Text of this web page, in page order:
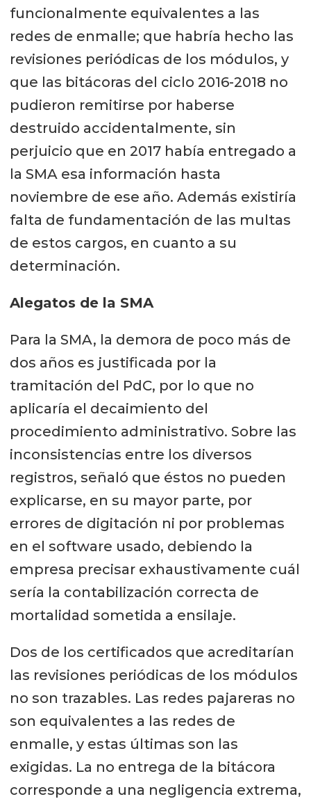
Por su parte, el tercero coadyuvante
de las comunidades indígenas
reclamantes, señaló que la SMA
debió considerar la infracción para el
cargo Nº1 (mortalidad) como grave,
entre otras razones, porque la
infracción ocurrió al interior de un
Parque Nacional, donde las
mortalidades estarían vertidas
directamente en el mar, superficie
que correspondería al Parque
Nacional Alberto de Agostini.
funcionalmente equivalentes a las
redes de enmalle; que habría hecho las
revisiones periódicas de los módulos, y
que las bitácoras del ciclo 2016-2018 no
pudieron remitirse por haberse
destruido accidentalmente, sin
perjuicio que en 2017 había entregado a
la SMA esa información hasta
noviembre de ese año. Además existiría
falta de fundamentación de las multas
de estos cargos, en cuanto a su
determinación.
Alegatos de la SMA
Para la SMA, la demora de poco más de
dos años es justificada por la
tramitación del PdC, por lo que no
aplicaría el decaimiento del
procedimiento administrativo. Sobre las
inconsistencias entre los diversos
registros, señaló que éstos no pueden
explicarse, en su mayor parte, por
errores de digitación ni por problemas
en el software usado, debiendo la
empresa precisar exhaustivamente cuál
sería la contabilización correcta de
mortalidad sometida a ensilaje.
Dos de los certificados que acreditarían
las revisiones periódicas de los módulos
no son trazables. Las redes pajareras no
son equivalentes a las redes de
enmalle, y estas últimas son las
exigidas. La no entrega de la bitácora
corresponde a una negligencia extrema,